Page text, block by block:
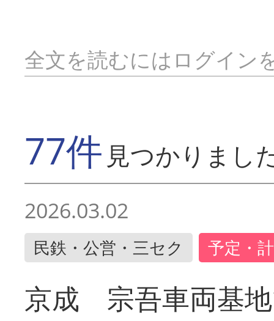
全文を読むにはログイン
77件 見つかりまし
2026.03.02
民鉄・公営・三セク 予定・
京成 宗吾車両基